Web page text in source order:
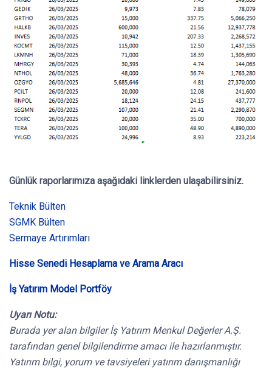
Günlük raporlarımıza aşağıdaki linklerden ulaşabilirsiniz.
Teknik Bülten
SGMK Bülten
Sermaye Artırımları
Hisse Senedi Hesaplama ve Arama Aracı
İş Yatırım Model Portföy
Uyarı Notu:
Burada yer alan bilgiler İş Yatırım Menkul Değerler A.Ş.
tarafından genel bilgilendirme amacı ile hazırlanmıştır.
Yatırım bilgi, yorum ve tavsiyeleri yatırım danışmanlığı